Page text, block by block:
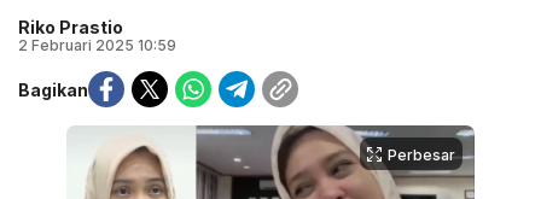
Riko Prastio
2 Februari 2025 10:59
Bagikan
Perbesar